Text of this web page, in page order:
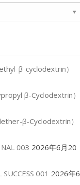
β-cyclodextrin）
β-Cyclodextrin）
β-Cyclodextrin）
003 2026年6月20
001 2026年6